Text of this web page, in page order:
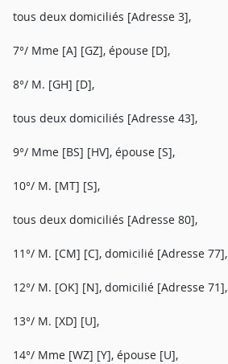
tous deux domiciliés [Adresse 3],
7°/ Mme [A] [GZ], épouse [D],
8°/ M. [GH] [D],
tous deux domiciliés [Adresse 43],
9°/ Mme [BS] [HV], épouse [S],
10°/ M. [MT] [S],
tous deux domiciliés [Adresse 80],
11°/ M. [CM] [C], domicilié [Adresse 77],
12°/ M. [OK] [N], domicilié [Adresse 71],
13°/ M. [XD] [U],
14°/ Mme [WZ] [Y], épouse [U],